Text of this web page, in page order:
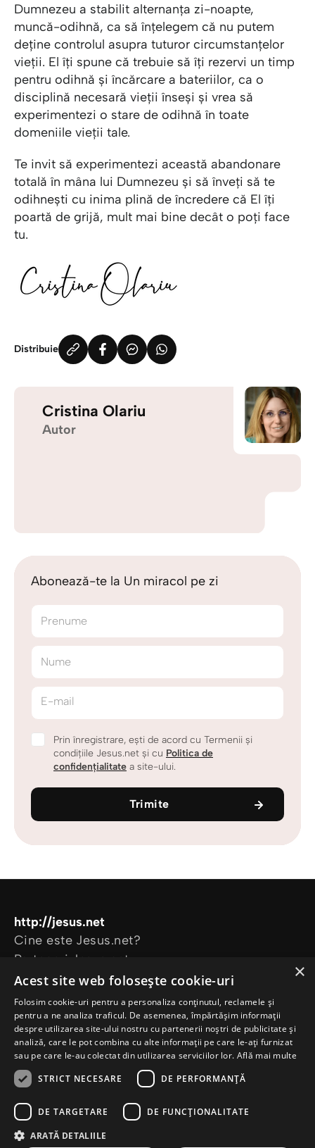
Dumnezeu a stabilit alternanța zi-noapte,
muncă-odihnă, ca să înțelegem că nu putem
deține controlul asupra tuturor circumstanțelor
vieții. El îți spune că trebuie să îți rezervi un timp
pentru odihnă și încărcare a bateriilor, ca o
disciplină necesară vieții înseși și vrea să
experimentezi o stare de odihnă în toate
domeniile vieții tale.
Te invit să experimentezi această abandonare
totală în mâna lui Dumnezeu și să înveți să te
odihnești cu inima plină de încredere că El îți
poartă de grijă, mult mai bine decât o poți face
tu.
Distribuie
Cristina Olariu
Autor
Abonează-te la Un miracol pe zi
Prenume
Nume
E-mail
Prin înregistrare, ești de acord cu Termenii și
condițiile Jesus.net și cu Politica de
confidențialitate a site-ului.
Trimite
http://jesus.net
Cine este Jesus.net?
Parteneri Jesus.net
Alătură-te comunității Jesus.net
Explorează
Articole
Video
Proiectele noastre
Am nevoie de rugăciune
Am o întrebare
×
Acest site web folosește cookie-uri
Folosim cookie-uri pentru a personaliza conținutul, reclamele și
pentru a ne analiza traficul. De asemenea, împărtășim informații
despre utilizarea site-ului nostru cu partenerii noștri de publicitate și
analiză, care le pot combina cu alte informații pe care le-ați furnizat
sau pe care le-au colectat din utilizarea serviciilor lor. Află mai multe
STRICT NECESARE
DE PERFORMANȚĂ
DE TARGETARE DE FUNCŢIONALITATE
ARATĂ DETALIILE